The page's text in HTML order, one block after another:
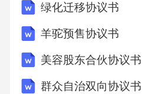
绿化迁移协议书
羊驼预售协议书
美容股东合伙协议书
群众自治双向协议书